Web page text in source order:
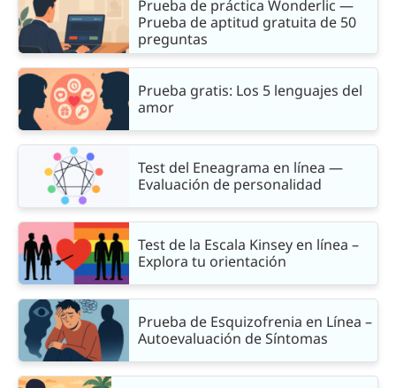
Prueba de práctica Wonderlic —
Prueba de aptitud gratuita de 50
preguntas
Prueba gratis: Los 5 lenguajes del
amor
Test del Eneagrama en línea —
Evaluación de personalidad
Test de la Escala Kinsey en línea –
Explora tu orientación
Prueba de Esquizofrenia en Línea –
Autoevaluación de Síntomas